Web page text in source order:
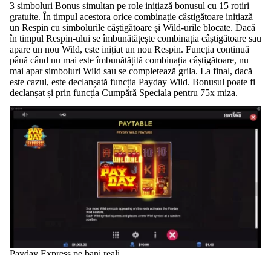
3 simboluri Bonus simultan pe role inițiază bonusul cu 15 rotiri
gratuite. În timpul acestora orice combinație câștigătoare inițiază
un Respin cu simbolurile câștigătoare și Wild-urile blocate. Dacă
în timpul Respin-ului se îmbunătățește combinația câștigătoare sau
apare un nou Wild, este inițiat un nou Respin. Funcția continuă
până când nu mai este îmbunătățită combinația câștigătoare, nu
mai apar simboluri Wild sau se completează grila. La final, dacă
este cazul, este declanșată funcția Payday Wild. Bonusul poate fi
declanșat și prin funcția Cumpără Speciala pentru 75x miza.